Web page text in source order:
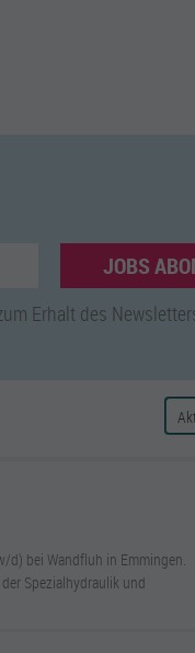
JOBS
Erhalt des
d) bei Wandfluh in Emmingen.
Spezialhydraulik und